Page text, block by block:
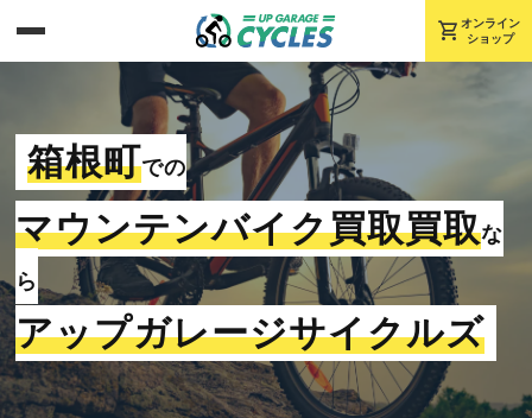
shopping_cart オンライン
ショップ
箱根町での
マウンテンバイク買取買取な
ら
アップガレージサイクルズ